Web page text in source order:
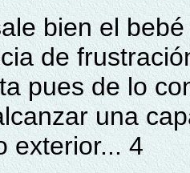
bien el
de
pues de lo
una
exterior... 4